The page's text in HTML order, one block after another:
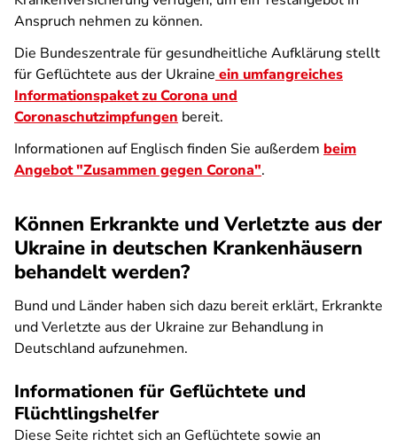
Anspruch nehmen zu können.
Die Bundeszentrale für gesundheitliche Aufklärung stellt
für Geflüchtete aus der Ukraine ein umfangreiches
Informationspaket zu Corona und
Coronaschutzimpfungen bereit.
Informationen auf Englisch finden Sie außerdem beim
Angebot "Zusammen gegen Corona".
Können Erkrankte und Verletzte aus der
Ukraine in deutschen Krankenhäusern
behandelt werden?
Bund und Länder haben sich dazu bereit erklärt, Erkrankte
und Verletzte aus der Ukraine zur Behandlung in
Deutschland aufzunehmen.
Informationen für Geflüchtete und
Flüchtlingshelfer
Diese Seite richtet sich an Geflüchtete sowie an